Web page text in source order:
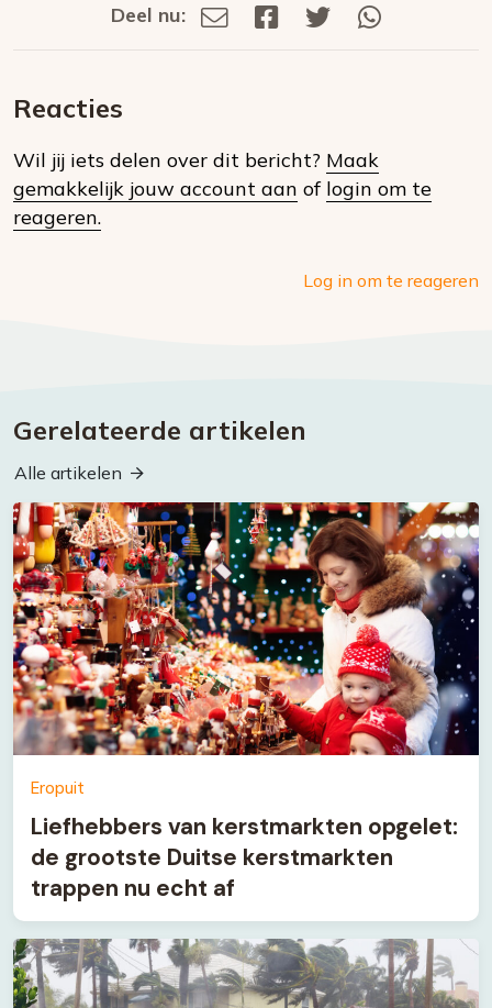
Deel
social
Deel nu:
Deel
Deel
Deel
Reacties
Wil jij iets delen over dit bericht? Maak
gemakkelijk jouw account aan of login om te
reageren.
Log in om te reageren
Gerelateerde artikelen
Alle artikelen
Eropuit
Liefhebbers van kerstmarkten opgelet:
de grootste Duitse kerstmarkten
trappen nu echt af